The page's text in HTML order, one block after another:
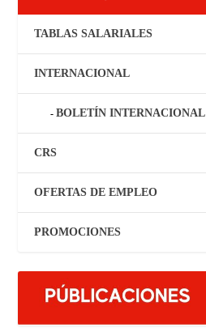
TABLAS SALARIALES
INTERNACIONAL
BOLETÍN INTERNACIONAL
CRS
OFERTAS DE EMPLEO
PROMOCIONES